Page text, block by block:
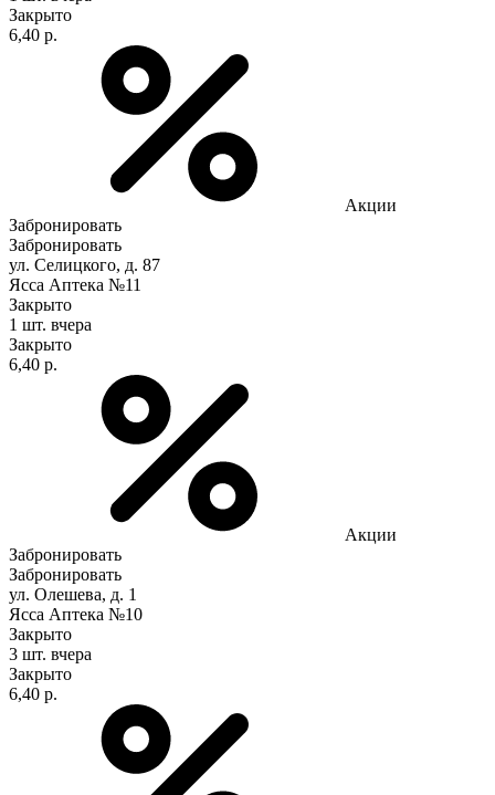
Закрыто
6,40 р.
Акции
Забронировать
Забронировать
ул. Селицкого, д. 87
Ясса Аптека №11
Закрыто
1 шт. вчера
Закрыто
6,40 р.
Акции
Забронировать
Забронировать
ул. Олешева, д. 1
Ясса Аптека №10
Закрыто
3 шт. вчера
Закрыто
6,40 р.